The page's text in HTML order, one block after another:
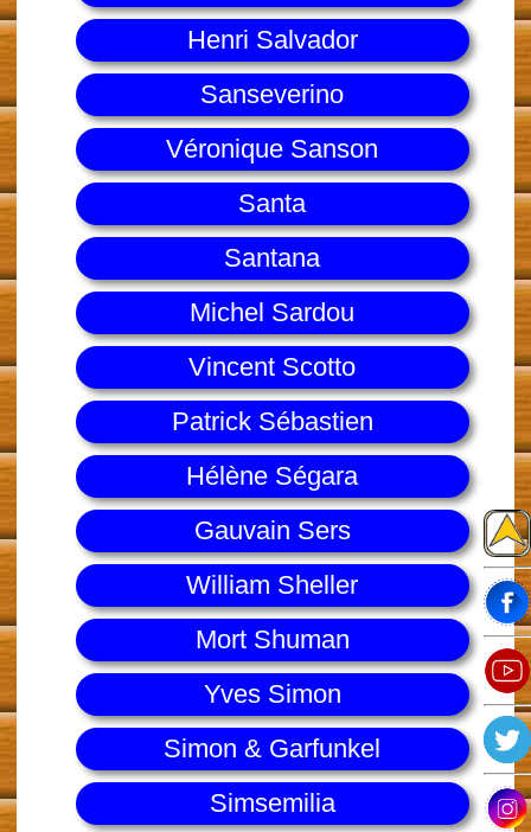
Henri Salvador
Sanseverino
Véronique Sanson
Santa
Santana
Michel Sardou
Vincent Scotto
Patrick Sébastien
Hélène Ségara
Gauvain Sers
William Sheller
Mort Shuman
Yves Simon
Simon & Garfunkel
Simsemilia